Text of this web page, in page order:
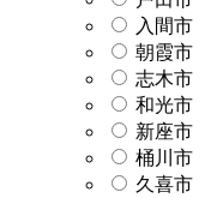
入間市
朝霞市
志木市
和光市
新座市
桶川市
久喜市